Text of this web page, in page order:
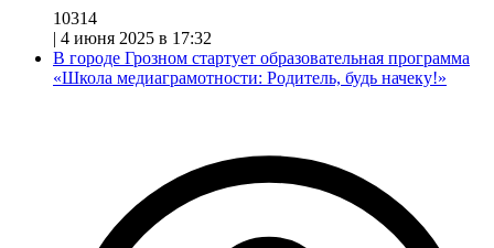
10314
| 4 июня 2025 в 17:32
В городе Грозном стартует образовательная программа
«Школа медиаграмотности: Родитель, будь начеку!»